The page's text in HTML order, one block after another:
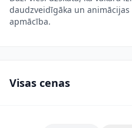
daudzveidīgāka un
apmācība.
Visas cenas